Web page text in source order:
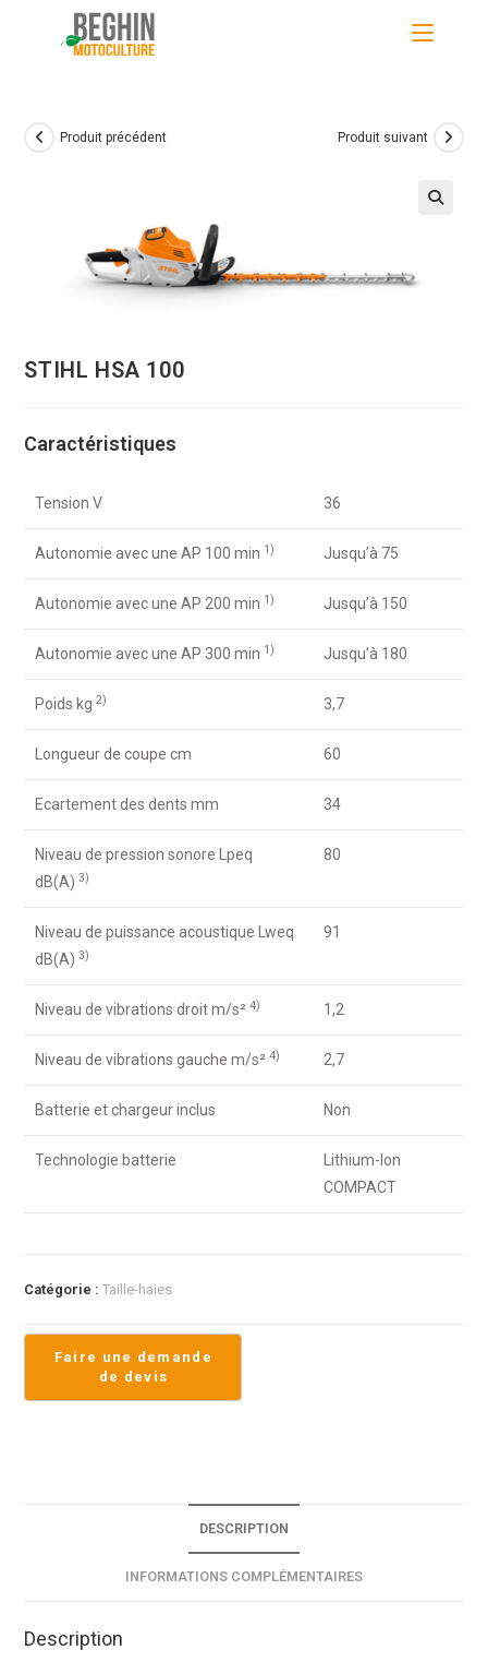
Produit précédent Produit suivant
STIHL HSA 100
Caractéristiques
Tension V 36
Autonomie avec une AP 100 min 1) Jusqu’à 75
Autonomie avec une AP 200 min 1) Jusqu’à 150
Autonomie avec une AP 300 min 1) Jusqu’à 180
Poids kg2) 3,7
Longueur de coupe cm 60
Ecartement des dents mm 34
Niveau de pression sonore Lpeq
dB(A)3)
80
Niveau de puissance acoustique Lweq
dB(A)3)
91
Niveau de vibrations droit m/s²4) 1,2
Niveau de vibrations gauche m/s²4) 2,7
Batterie et chargeur inclus Non
Technologie batterie
Lithium-Ion
COMPACT
Catégorie :Taille-haies
DESCRIPTION
INFORMATIONS COMPLÉMENTAIRES
Description